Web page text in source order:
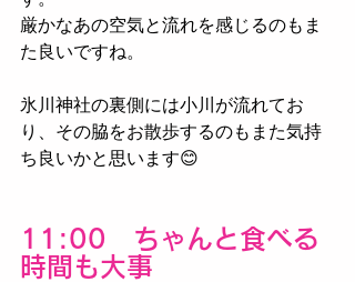
厳かなあの空気と流れを感じるのもま
た良いですね。
氷川神社の裏側には小川が流れてお
り、その脇をお散歩するのもまた気持
ち良いかと思います😊
11:00　ちゃんと食べる
時間も大事